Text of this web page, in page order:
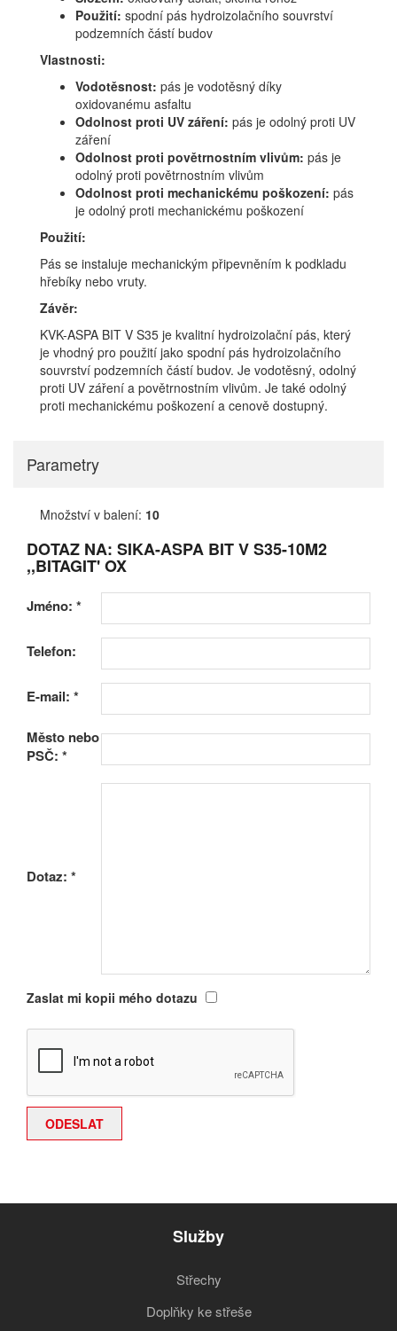
Použití: spodní pás hydroizolačního souvrství
podzemních částí budov
Vlastnosti:
Vodotěsnost: pás je vodotěsný díky
oxidovanému asfaltu
Odolnost proti UV záření: pás je odolný proti UV
záření
Odolnost proti povětrnostním vlivům: pás je
odolný proti povětrnostním vlivům
Odolnost proti mechanickému poškození: pás
je odolný proti mechanickému poškození
Použití:
Pás se instaluje mechanickým připevněním k podkladu
hřebíky nebo vruty.
Závěr:
KVK-ASPA BIT V S35 je kvalitní hydroizolační pás, který
je vhodný pro použití jako spodní pás hydroizolačního
souvrství podzemních částí budov. Je vodotěsný, odolný
proti UV záření a povětrnostním vlivům. Je také odolný
proti mechanickému poškození a cenově dostupný.
Parametry
Množství v balení: 10
DOTAZ NA: SIKA-ASPA BIT V S35-10M2
,,BITAGIT' OX
Jméno: *
Telefon:
E-mail: *
Město nebo
PSČ: *
Dotaz: *
Zaslat mi kopii mého dotazu
Služby
Střechy
Doplňky ke střeše